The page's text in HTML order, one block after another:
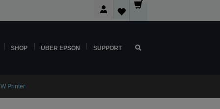
SHOP ÜBER EPSON SUPPORT
Printer